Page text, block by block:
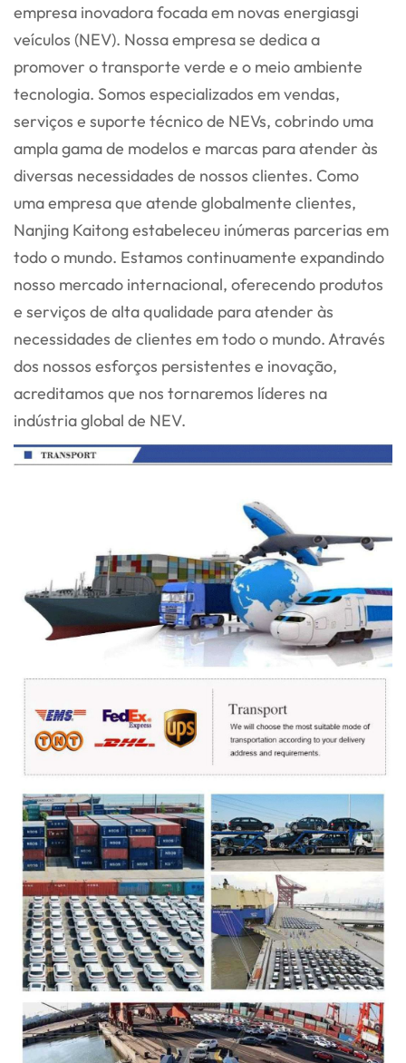
empresa inovadora focada em novas energiasgi
veículos (NEV). Nossa empresa se dedica a
promover o transporte verde e o meio ambiente
tecnologia. Somos especializados em vendas,
serviços e suporte técnico de NEVs, cobrindo uma
ampla gamade modelos e marcas para atender às
diversas necessidades de nossos clientes. Como
uma empresa que atende globalmente clientes,
Nanjing Kaitong estabeleceu inúmeras parcerias em
todo o mundo. Estamos continuamente expandindo
nosso mercado internacional, oferecendo produtos
e serviços de alta qualidade para atender às
necessidades de clientes em todo o mundo. Através
dos nossos esforços persistentes e inovação,
acreditamos que nos tornaremos líderes na
indústria global de NEV.